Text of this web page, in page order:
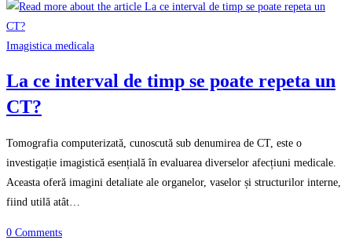
Imagistica medicala
La ce interval de timp se poate repeta un
CT?
Tomografia computerizată, cunoscută sub denumirea de CT, este o
investigație imagistică esențială în evaluarea diverselor afecțiuni medicale.
Aceasta oferă imagini detaliate ale organelor, vaselor și structurilor interne,
fiind utilă atât…
0 Comments